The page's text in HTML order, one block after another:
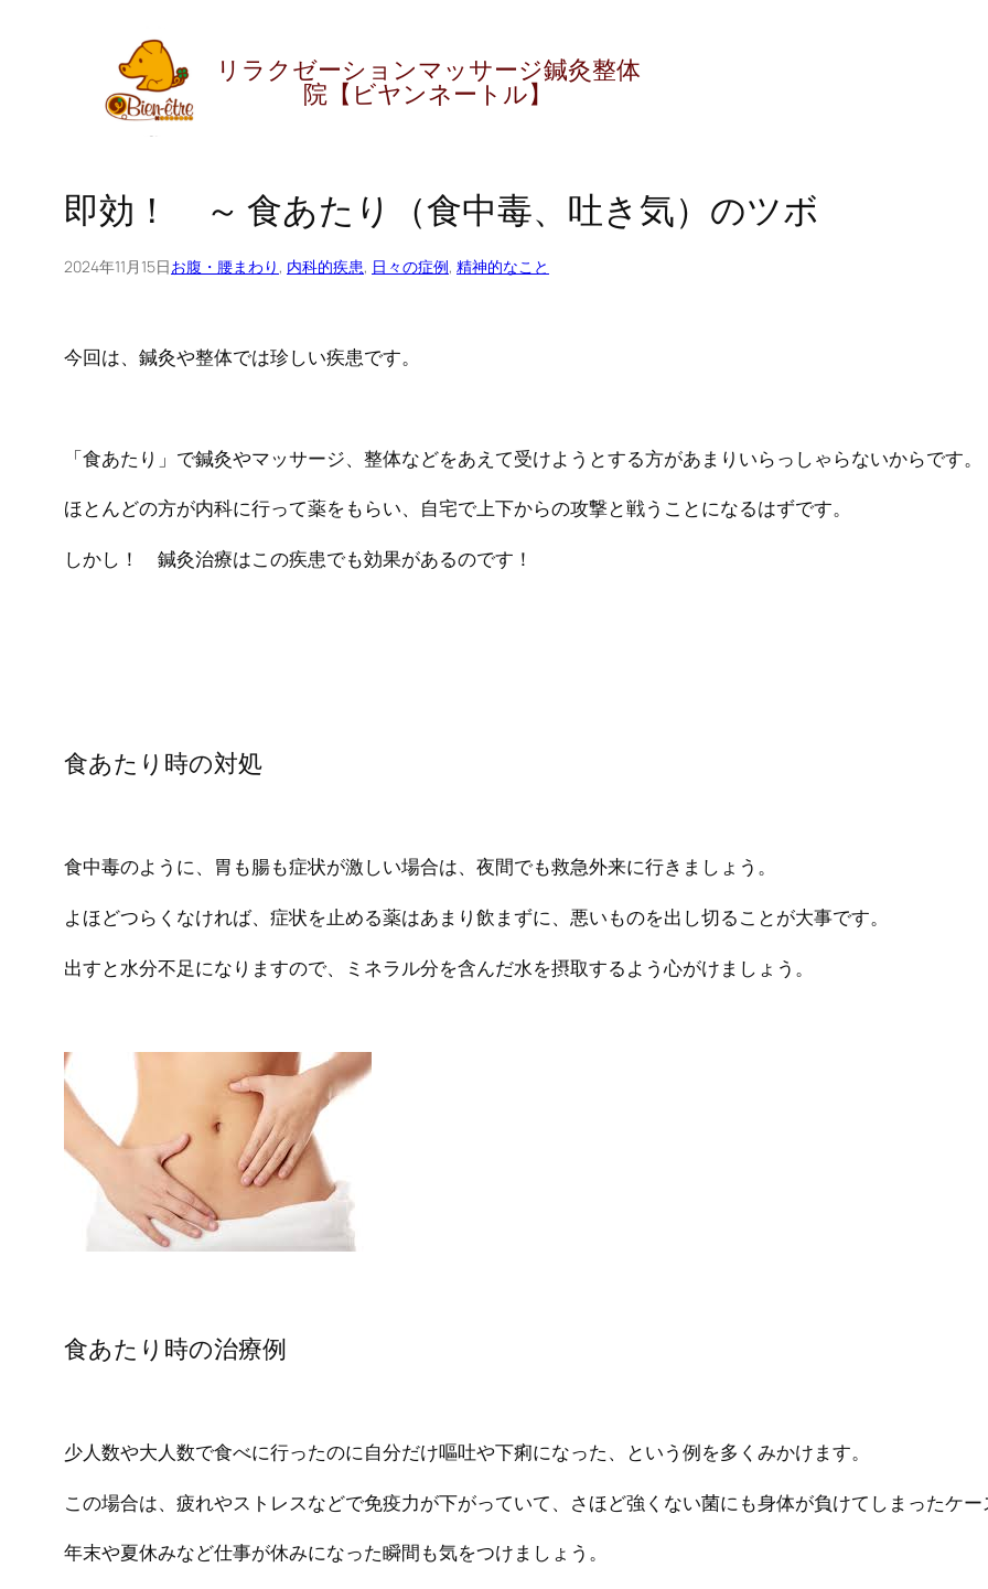
リラクゼーションマッサージ鍼灸整体
院【ビヤンネートル】
ク
即効！ ～ 食あたり（食中毒、吐き気）のツボ
2024年11月15日お腹・腰まわり, 内科的疾患, 日々の症例, 精神的なこと
今回は、鍼灸や整体では珍しい疾患です。
「食あたり」で鍼灸やマッサージ、整体などをあえて受けようとする方があまりいらっしゃらないからです。
ほとんどの方が内科に行って薬をもらい、自宅で上下からの攻撃と戦うことになるはずです。
しかし！ 鍼灸治療はこの疾患でも効果があるのです！
食あたり時の対処
食中毒のように、胃も腸も症状が激しい場合は、夜間でも救急外来に行きましょう。
よほどつらくなければ、症状を止める薬はあまり飲まずに、悪いものを出し切ることが大事です。
出すと水分不足になりますので、ミネラル分を含んだ水を摂取するよう心がけましょう。
食あたり時の治療例
少人数や大人数で食べに行ったのに自分だけ嘔吐や下痢になった、という例を多くみかけます。
この場合は、疲れやストレスなどで免疫力が下がっていて、さほど強くない菌にも身体が負けてしまったケ
年末や夏休みなど仕事が休みになった瞬間も気をつけましょう。